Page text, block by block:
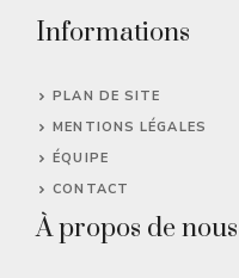
Informations
PLAN DE SITE
MENTIONS LÉGALES
ÉQUIPE
CONTACT
À propos de nous